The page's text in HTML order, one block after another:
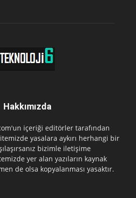
Hakkımızda
içeriği editörler tarafından
yasalara aykırı herhangi bir
bizimle iletişime
yer alan yazıların kaynak
de olsa kopyalanması yasaktır.